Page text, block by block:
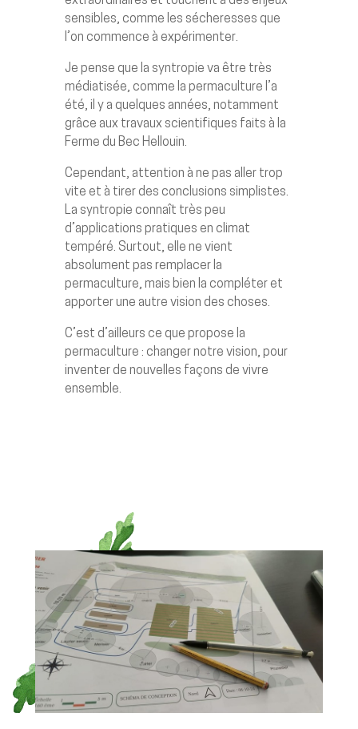
sensibles, comme les sécheresses que
l’on commence à expérimenter.
Je pense que la syntropie va être très
médiatisée, comme la permaculture l’a
été, il y a quelques années, notamment
grâce aux travaux scientifiques faits à la
Ferme du Bec Hellouin.
Cependant, attention à ne pas aller trop
vite et à tirer des conclusions simplistes.
La syntropie connaît très peu
d’applications pratiques en climat
tempéré. Surtout, elle ne vient
absolument pas remplacer la
permaculture, mais bien la compléter et
apporter une autre vision des choses.
C’est d’ailleurs ce que propose la
permaculture : changer notre vision, pour
inventer de nouvelles façons de vivre
ensemble.